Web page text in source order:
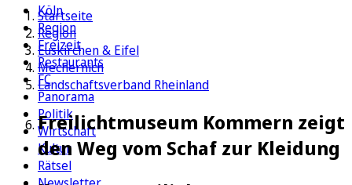
Köln
Region
Freizeit
Restaurants
FC
Panorama
Politik
Wirtschaft
Kultur
Rätsel
Startseite
Region
Euskirchen & Eifel
Mechernich
Landschaftsverband Rheinland
Freilichtmuseum Kommern zeigt
den Weg vom Schaf zur Kleidung